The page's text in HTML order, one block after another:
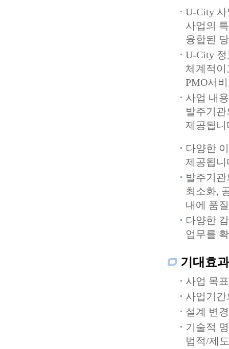
U-City
사업의
융합된
U-City
체계적
PMO서
사업 내
발주기
제공됩니
다양한
제공됩니
발주기
최소화,
내에 품
다양한
업무를
기대효과
사업 목
사업기
설계 변
기술적
법적/제